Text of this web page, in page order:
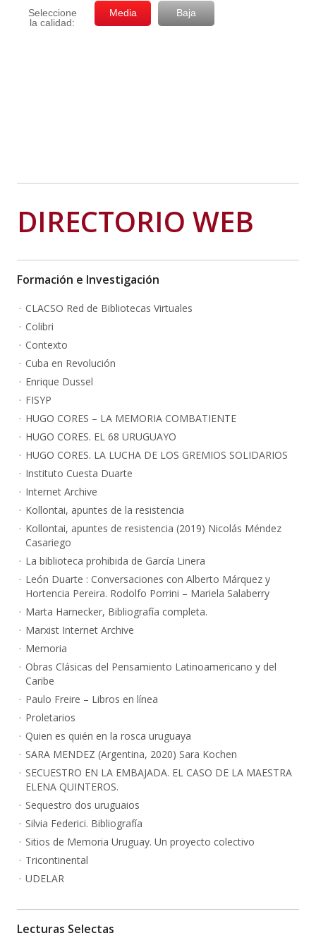
DIRECTORIO WEB
Formación e Investigación
CLACSO Red de Bibliotecas Virtuales
Colibri
Contexto
Cuba en Revolución
Enrique Dussel
FISYP
HUGO CORES – LA MEMORIA COMBATIENTE
HUGO CORES. EL 68 URUGUAYO
HUGO CORES. LA LUCHA DE LOS GREMIOS SOLIDARIOS
Instituto Cuesta Duarte
Internet Archive
Kollontai, apuntes de la resistencia
Kollontai, apuntes de resistencia (2019) Nicolás Méndez
Casariego
La biblioteca prohibida de García Linera
León Duarte : Conversaciones con Alberto Márquez y
Hortencia Pereira. Rodolfo Porrini – Mariela Salaberry
Marta Harnecker, Bibliografía completa.
Marxist Internet Archive
Memoria
Obras Clásicas del Pensamiento Latinoamericano y del
Caribe
Paulo Freire – Libros en línea
Proletarios
Quien es quién en la rosca uruguaya
SARA MENDEZ (Argentina, 2020) Sara Kochen
SECUESTRO EN LA EMBAJADA. EL CASO DE LA MAESTRA
ELENA QUINTEROS.
Sequestro dos uruguaios
Silvia Federici. Bibliografía
Sitios de Memoria Uruguay. Un proyecto colectivo
Tricontinental
UDELAR
Lecturas Selectas